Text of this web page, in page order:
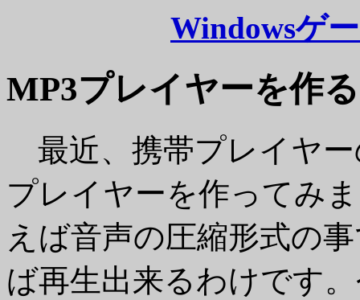
Windowsゲ
MP3プレイヤーを作
最近、携帯プレイヤ
プレイヤーを作ってみ
えば音声の圧縮形式の
ば再生出来るわけです